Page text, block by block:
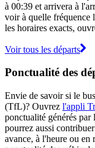
à 00:39 et arrivera à
voir à quelle fréquence
les horaires exacts,
Voir tous les départs
Ponctualité des
Envie de savoir si le
(TfL)? Ouvrez l'appli
ponctualité générés par
pourrez aussi
avance, à l'heure ou en